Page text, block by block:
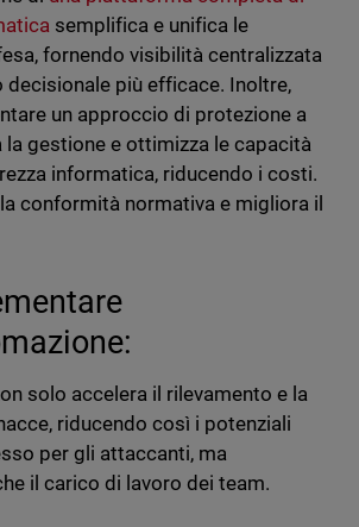
semplifica e unifica le
fornendo visibilità centralizzata
decisionale più efficace. Inoltre,
un approccio di protezione a
la gestione e ottimizza le capacità
informatica, riducendo i costi.
conformità normativa e migliora il
solo accelera il rilevamento e la
riducendo così i potenziali
per gli attaccanti, ma
il carico di lavoro dei team.